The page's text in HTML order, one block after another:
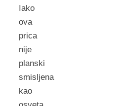
Iako
ova
prica
nije
planski
smisljena
kao